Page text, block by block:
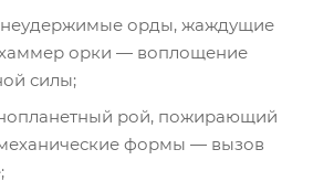
неудержимые орды, жаждущие
орки — воплощение
силы;
рой, пожирающий
формы — вызов